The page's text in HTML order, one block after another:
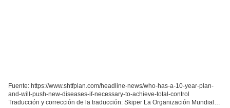
Fuente: https://www.shtfplan.com/headline-news/who-has-a-10-year-plan-
and-will-push-new-diseases-if-necessary-to-achieve-total-control
Traducción y corrección de la traducción: Skiper La Organización Mundial